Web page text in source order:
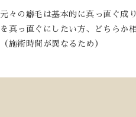
元々の癖毛は基本的に真っ直ぐ成
を真っ直ぐにしたい方、どちらか
（施術時間が異なるため）